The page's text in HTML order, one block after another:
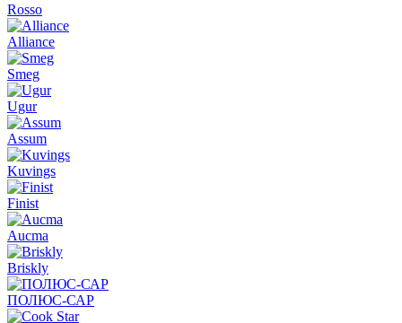
Rosso
Alliance
Smeg
Ugur
Assum
Kuvings
Finist
Aucma
Briskly
ПОЛЮС-САР